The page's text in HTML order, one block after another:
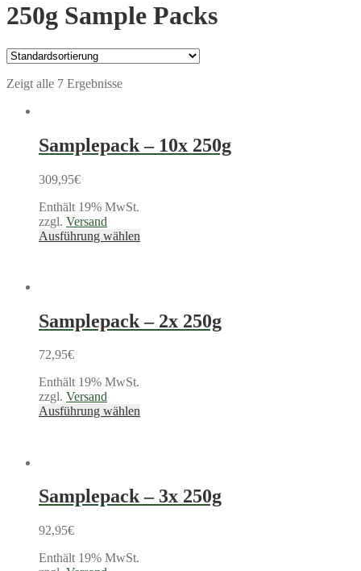
250g Sample Packs
Zeigt alle 7 Ergebnisse
Samplepack – 10x 250g
309,95€
Enthält 19% MwSt.
zzgl. Versand
Ausführung wählen
Samplepack – 2x 250g
72,95€
Enthält 19% MwSt.
zzgl. Versand
Ausführung wählen
Samplepack – 3x 250g
92,95€
Enthält 19% MwSt.